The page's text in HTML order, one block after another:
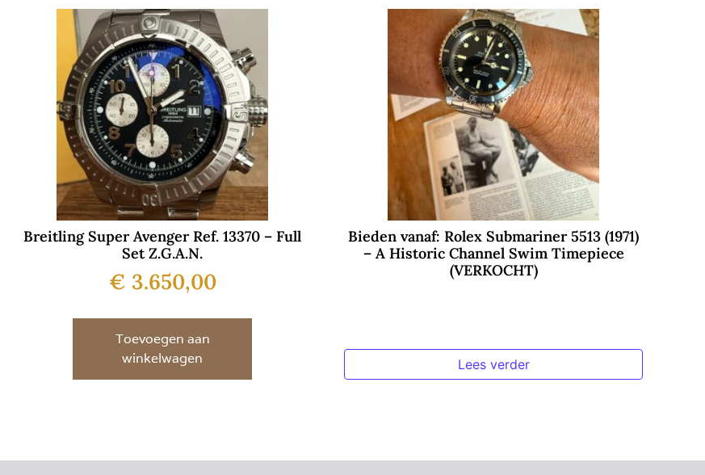
Breitling Super Avenger Ref. 13370 – Full
Set Z.G.A.N.
€ 3.650,00
Toevoegen aan
winkelwagen
Bieden vanaf: Rolex Submariner 5513 (1971)
– A Historic Channel Swim Timepiece
(VERKOCHT)
Lees verder